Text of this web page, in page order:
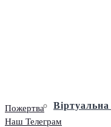
Віртуальна
Пожертва
Наш Телеграм